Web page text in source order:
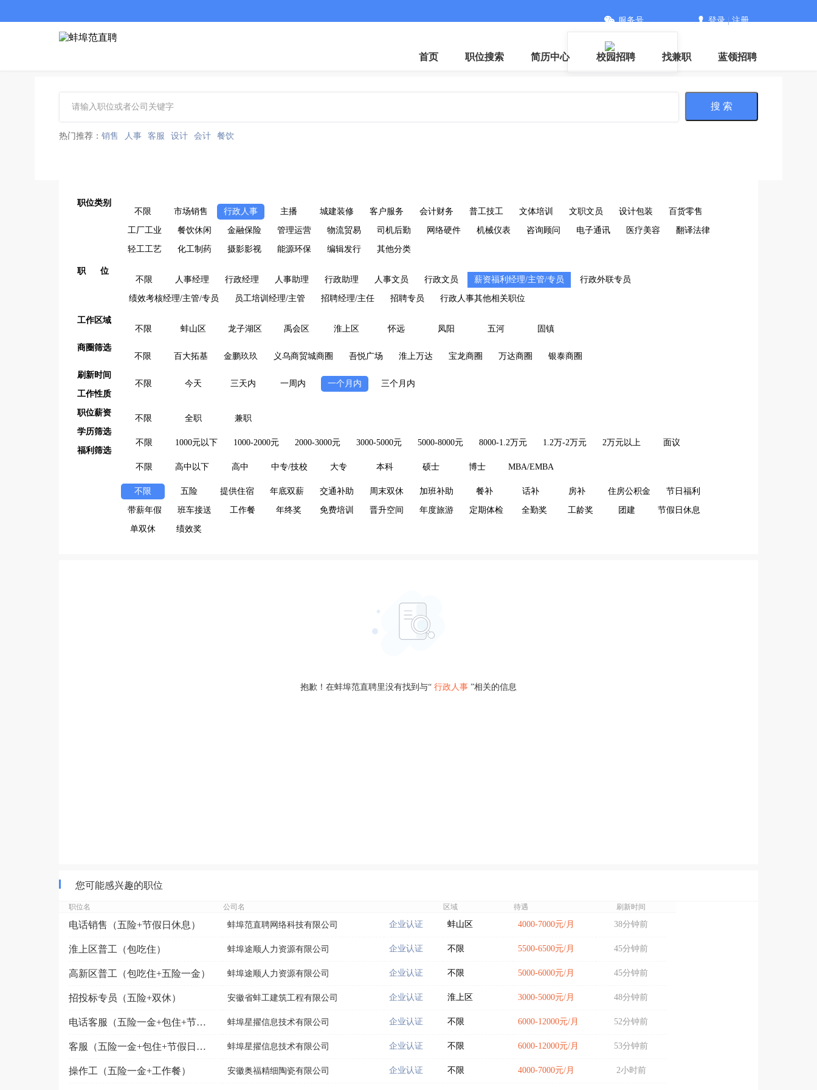
客服微信
服务号 登录|注册
首页 职位搜索 简历中心 校园招聘 找兼职 蓝领招聘
搜 索
热门推荐： 销售 人事 客服 设计 会计 餐饮
职位类别
不限
市场销售 行政人事 主播 城建装修 客户服务 会计财务 普工技工 文体培训 文职文员 设计包装 百货零售
工厂工业 餐饮休闲 金融保险 管理运营 物流贸易 司机后勤 网络硬件 机械仪表 咨询顾问 电子通讯 医疗美容 翻译法律
轻工工艺 化工制药 摄影影视 能源环保 编辑发行 其他分类
职 位
不限
人事经理 行政经理 人事助理 行政助理 人事文员 行政文员 薪资福利经理/主管/专员 行政外联专员
绩效考核经理/主管/专员 员工培训经理/主管 招聘经理/主任 招聘专员 行政人事其他相关职位
工作区域
不限
蚌山区 龙子湖区 禹会区 淮上区 怀远 凤阳 五河 固镇
商圈筛选
不限
百大拓基 金鹏玖玖 义乌商贸城商圈 吾悦广场 淮上万达 宝龙商圈 万达商圈 银泰商圈
刷新时间
不限
今天 三天内 一周内 一个月内
三个月内
工作性质
不限 全职 兼职
职位薪资
不限 1000元以下 1000-2000元 2000-3000元 3000-5000元 5000-8000元 8000-1.2万元 1.2万-2万元 2万元以上 面议
学历筛选
不限 高中以下 高中 中专/技校 大专 本科 硕士 博士 MBA/EMBA
福利筛选
不限 五险 提供住宿 年底双薪 交通补助 周末双休 加班补助 餐补 话补 房补 住房公积金 节日福利
带薪年假 班车接送 工作餐 年终奖 免费培训 晋升空间 年度旅游 定期体检 全勤奖 工龄奖 团建 节假日休息
单双休 绩效奖
抱歉！在蚌埠范直聘里没有找到与“ 行政人事 ”相关的信息
您可能感兴趣的职位
职位名 公司名 区域 待遇 刷新时间
电话销售（五险+节假日休息） 蚌埠范直聘网络科技有限公司 企业认证 蚌山区 4000-7000元/月 38分钟前
淮上区普工（包吃住） 蚌埠途顺人力资源有限公司 企业认证 不限 5500-6500元/月 45分钟前
高新区普工（包吃住+五险一金） 蚌埠途顺人力资源有限公司 企业认证 不限 5000-6000元/月 45分钟前
招投标专员（五险+双休） 安徽省蚌工建筑工程有限公司 企业认证 淮上区 3000-5000元/月 48分钟前
电话客服（五险一金+包住+节假日福利） 蚌埠星擢信息技术有限公司 企业认证 不限 6000-12000元/月 52分钟前
客服（五险一金+包住+节假日福利） 蚌埠星擢信息技术有限公司 企业认证 不限 6000-12000元/月 53分钟前
操作工（五险一金+工作餐） 安徽奥福精细陶瓷有限公司 企业认证 不限 4000-7000元/月 2小时前